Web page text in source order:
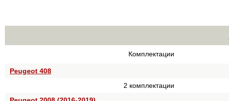
Комплектации
Peugeot 408
2 комплектации